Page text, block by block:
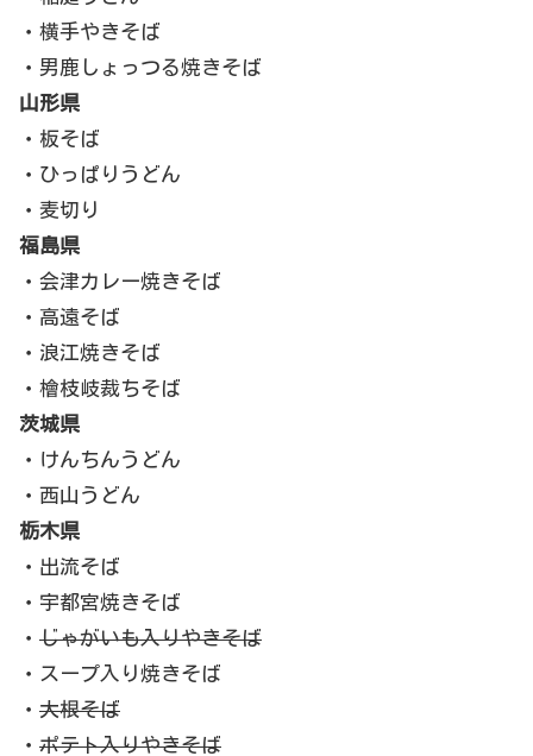
・横手やきそば
・男鹿しょっつる焼きそば
山形県
・板そば
・ひっぱりうどん
・麦切り
福島県
・会津カレー焼きそば
・高遠そば
・浪江焼きそば
・檜枝岐裁ちそば
茨城県
・けんちんうどん
・西山うどん
栃木県
・出流そば
・宇都宮焼きそば
・ じゃがいも入りやきそば
・スープ入り焼きそば
・ 大根そば
・ ポテト入りやきそば